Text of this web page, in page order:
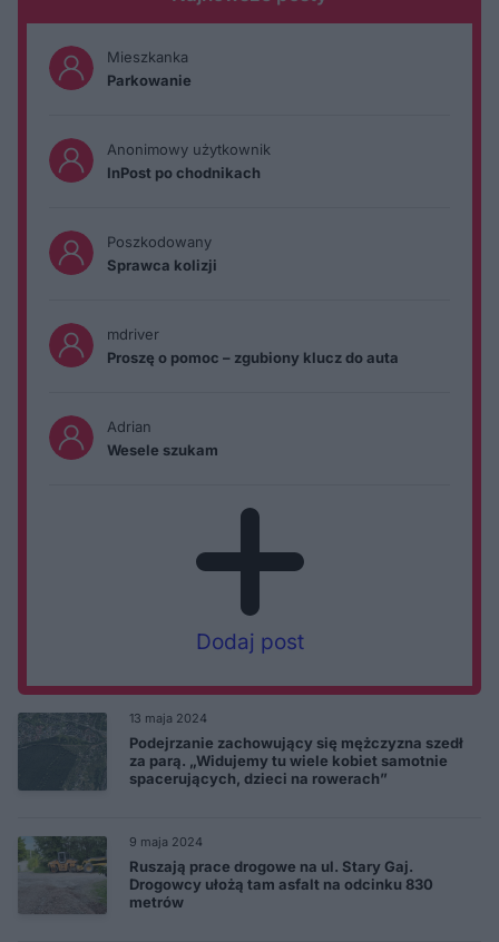
13 maja 2024
Podejrzanie zachowujący się mężczyzna szedł
za parą. „Widujemy tu wiele kobiet samotnie
spacerujących, dzieci na rowerach”
9 maja 2024
Ruszają prace drogowe na ul. Stary Gaj.
Drogowcy ułożą tam asfalt na odcinku 830
metrów
Mieszkanka
Parkowanie
Anonimowy użytkownik
InPost po chodnikach
Poszkodowany
Sprawca kolizji
mdriver
Proszę o pomoc – zgubiony klucz do auta
Adrian
Wesele szukam
Dodaj post